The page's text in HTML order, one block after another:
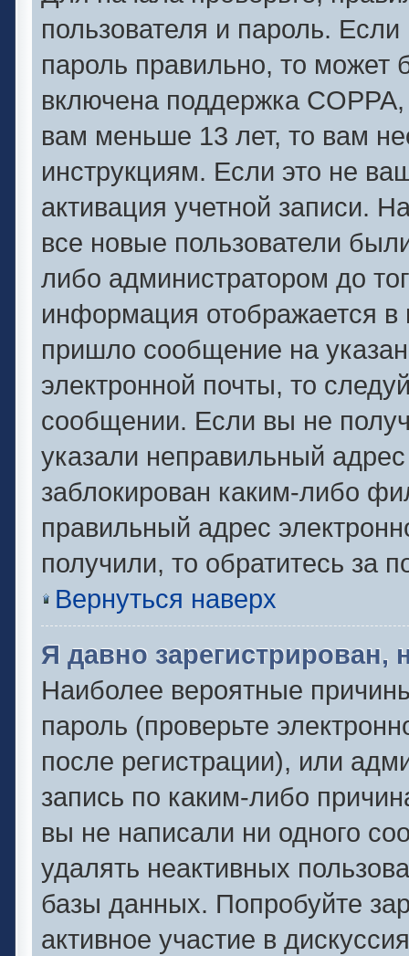
пользователя и пароль.
пароль правильно, то может
включена поддержка
вам меньше 13 лет, то вам
инструкциям. Если это не
активация учетной записи.
все новые пользователи
либо администратором до
информация отображается в
пришло сообщение на
электронной почты, то
сообщении. Если вы не
указали неправильный
заблокирован каким-либо
правильный адрес
получили, то обратитесь
Вернуться наверх
Я давно зарегистрирован,
Наиболее вероятные
пароль (проверьте
после регистрации), или
запись по каким-либо
вы не написали ни одного
удалять неактивных
базы данных. Попробуйте
активное участие в